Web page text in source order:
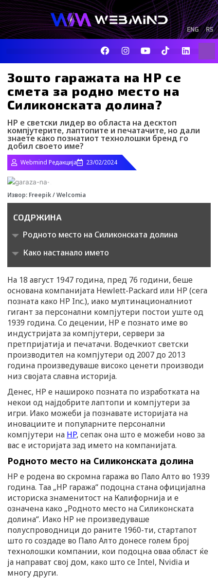
Skip
to
content
RS
ENG
F
a
c
b
o
o
k
I
n
s
a
g
r
a
Y
o
u
t
u
b
e
I
c
o
t
i
k
i
k
t
n
L
i
n
Зошто гаражата на HP се
смета за родно место на
Силиконската долина?
HP е светски лидер во областа на десктоп
компјутерите, лаптопите и печатачите, но дали
знаете како познатиот технолошки бренд го
добил своето име?
Webmind Редакција 23/02/2024
Извор: Freepik / Welcomia
СОДРЖИНА
Родното место на Силиконската долина
Како настанало името
На 18 август 1947 година, пред 76 години, беше
основана компанијата Hewlett-Packard или HP (сега
позната како HP Inc.), иако мултинационалниот
гигант за персонални компјутери постои уште од
1939 година. Со децении, HP е познато име во
индустријата за компјутери, сервери за
претпријатија и печатачи. Водечкиот светски
производител на компјутери од 2007 до 2013
година произведуваше високо ценети производи
низ својата славна историја.
Денес, HP е нашироко позната по изработката на
некои од најдобрите лаптопи и компјутери за
игри. Иако можеби ја познавате историјата на
иновациите и популарните персонални
компјутери на HP, сепак она што е можеби ново за
вас е историјата зад името на компанијата.
Родното место на Силиконската долина
HP е родена во скромна гаража во Пало Алто во 1939
година. Таа „HP гаража“ подоцна стана официјална
историска знаменитост на Калифорнија и е
означена како „Родното место на Силиконската
долина“. Иако HP не произведуваше
полуспроводници до раните 1960-ти, стартапот
што го создаде во Пало Алто донесе голем број
технолошки компании, кои подоцна оваа област ќе
ја направат свој дом, како што се Intel, Nvidia и
многу други.